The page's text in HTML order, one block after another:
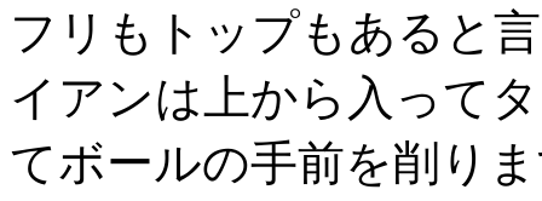
フリもトップもあると
イアンは上から入って
てボールの手前を削り